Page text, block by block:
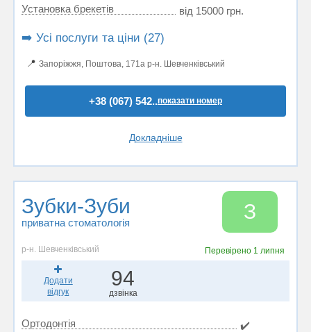
Установка брекетів
від 15000 грн.
➡️ Усі послуги та ціни (27)
📍 Запоріжжя, Поштова, 171а р-н. Шевченківський
+38 (067) 542..показати номер
Докладніше
Зубки-Зуби
приватна стоматологія З
р-н. Шевченківський Перевірено 1 липня
Додати
відгук
94
дзвінка
Ортодонтія
✔️